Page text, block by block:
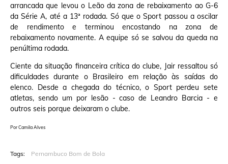
arrancada que levou o Leão da zona de rebaixamento ao G-6
da Série A, até a 13ª rodada. Só que o Sport passou a oscilar
de rendimento e terminou encostando na zona de
rebaixamento novamente. A equipe só se salvou da queda na
penúltima rodada.
Ciente da situação financeira crítica do clube, Jair ressaltou só
dificuldades durante o Brasileiro em relação às saídas do
elenco. Desde a chegada do técnico, o Sport perdeu sete
atletas, sendo um por lesão - caso de Leandro Barcia - e
outros seis porque deixaram o clube.
Por Camila Alves
Tags: Pernambuco Bom de Bola